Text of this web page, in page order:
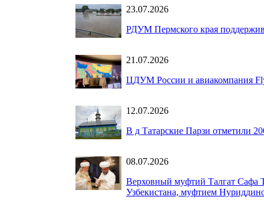
23.07.2026
РДУМ Пермского края
21.07.2026
ЦДУМ России и авиакомпания
12.07.2026
В д Татарские Парзи отметили
08.07.2026
Верховный муфтий Талгат Сафа
Узбекистана, муфтием